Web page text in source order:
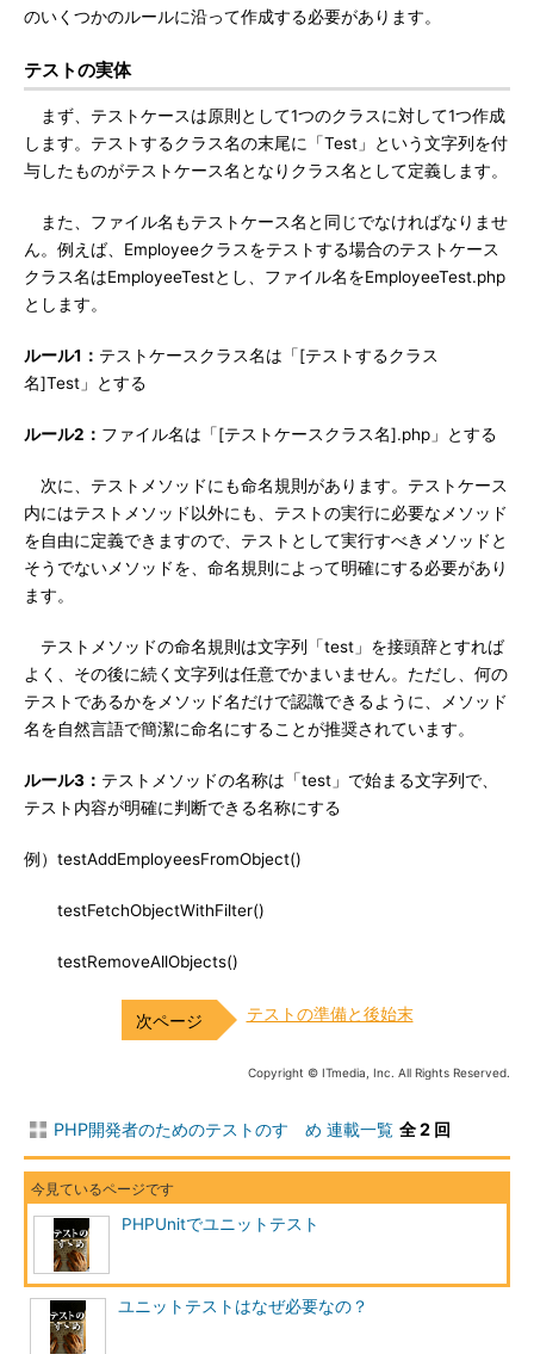
のいくつかのルールに沿って作成する必要があります。
テストの実体
まず、テストケースは原則として1つのクラスに対して1つ作成
します。テストするクラス名の末尾に「Test」という文字列を付
与したものがテストケース名となりクラス名として定義します。
また、ファイル名もテストケース名と同じでなければなりませ
ん。例えば、Employeeクラスをテストする場合のテストケース
クラス名はEmployeeTestとし、ファイル名をEmployeeTest.php
とします。
ルール1： テストケースクラス名は「[テストするクラス
名]Test」とする
ルール2： ファイル名は「[テストケースクラス名].php」とする
次に、テストメソッドにも命名規則があります。テストケース
内にはテストメソッド以外にも、テストの実行に必要なメソッド
を自由に定義できますので、テストとして実行すべきメソッドと
そうでないメソッドを、命名規則によって明確にする必要があり
ます。
テストメソッドの命名規則は文字列「test」を接頭辞とすれば
よく、その後に続く文字列は任意でかまいません。ただし、何の
テストであるかをメソッド名だけで認識できるように、メソッド
名を自然言語で簡潔に命名にすることが推奨されています。
ルール3： テストメソッドの名称は「test」で始まる文字列で、
テスト内容が明確に判断できる名称にする
例）testAddEmployeesFromObject()
testFetchObjectWithFilter()
testRemoveAllObjects()
テストの準備と後始末
Copyright © ITmedia, Inc. All Rights Reserved.
PHP開発者のためのテストのすゝめ 連載一覧 全 2 回
PHPUnitでユニットテスト
ユニットテストはなぜ必要なの？